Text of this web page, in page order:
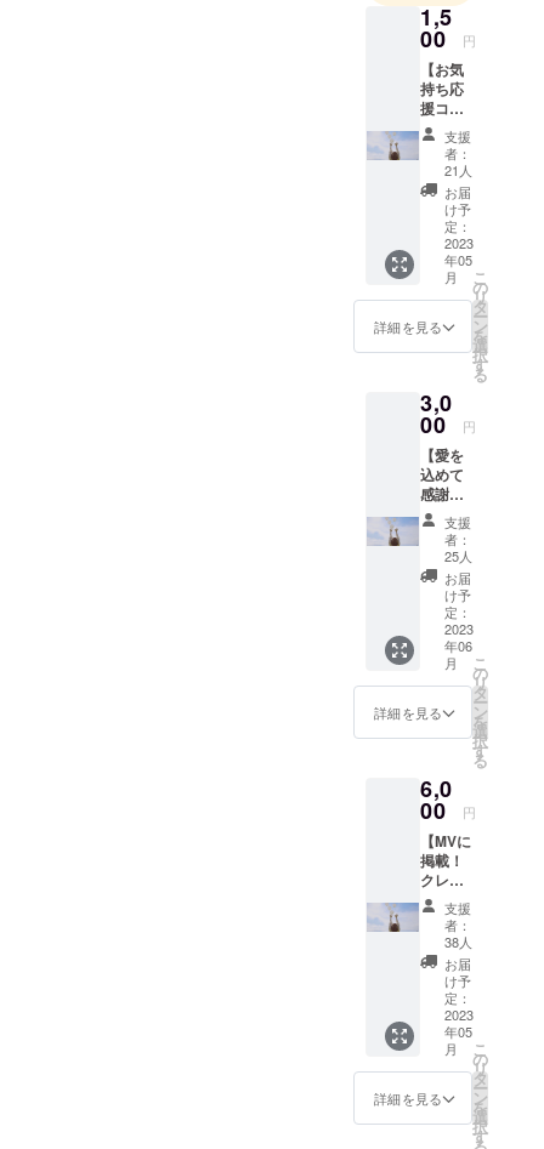
1,5
00 円
【お気
持ち応
援コー
ス】 か
なまる
から、
ありが
とうの
メッ
セージ
をメー
ルにて
お送り
いたし
ます。
※メッ
の内容
は皆様
同じに
なりま
すの
で、予
めご了
承くだ
さい。
支援
者：
21人
お届
け予
定：
2023
年05
月
詳細を見る
こ
の
リ
タ
ー
ン
を
選
択
す
る
3,0
00 円
【愛を
込めて
感謝状
コー
ス】 ・
MV撮影
時のサ
イン入
りオフ
ショッ
トデー
タ ・手
書き感
謝状
（デー
タ） ※
ショッ
ト・
メッ
セージ
の内容
は皆様
同じに
なりま
すの
で、予
めご了
承くだ
さい。
※こちら
のコー
スを複
数ご支
支援
者：
25人
お届
け予
定：
2023
年06
月
詳細を見る
こ
の
リ
タ
ー
ン
を
選
択
す
る
6,0
00 円
【MVに
掲載！
クレ
ジット
コー
ス】 ・
MVのエ
ンド
ロール
にあな
たの名
前が記
載され
ます！
（備考
欄にて
支援
者：
38人
お届
け予
定：
2023
年05
月
詳細を見る
こ
の
リ
タ
ー
ン
を
選
択
す